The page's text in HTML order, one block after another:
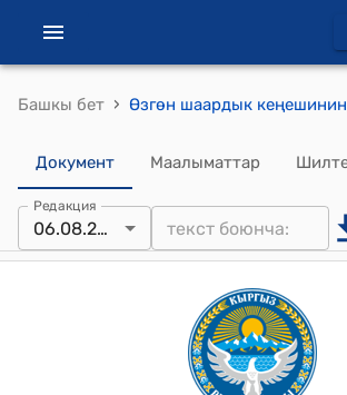
Башкы бет ›
Документ Маалыматтар
Редакция
06.08.2025